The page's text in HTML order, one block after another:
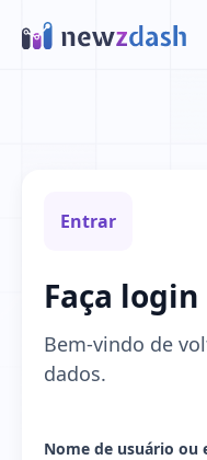
Entrar
Faça
Bem-vindo de
dados.
Nome de usuário ou